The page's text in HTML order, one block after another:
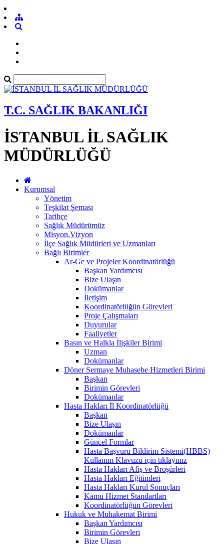
T.C. SAĞLIK BAKANLIĞI
İSTANBUL İL SAĞLIK
MÜDÜRLÜĞÜ
Kurumsal
Yönetim
Teşkilat Şeması
Tarihçe
Sağlık Müdürümüz
Misyon,Vizyon
İlçe Sağlık Müdürleri ve Uzmanları
Bağlı Birimler
Ar-Ge ve Projeler Koordinatörlüğü
Başkan Yardımcısı
Bize Ulaşın
Dokümanlar
İletişim
Koordinatörlüğün Görevleri
Proje Çalışmaları
Duyurular
Faaliyetler
Basın ve Halkla İlişkiler Birimi
Uzman
Dokümanlar
Döner Sermaye Muhasebe Hizmetleri Birimi
Başkan
Birimin Görevleri
Dokümanlar
Hasta Hakları İl Koordinatörlüğü
Başkan
Bize Ulaşın
Dokümanlar
Güncel Formlar
Hasta Başvuru Bildirim Sistemi(HBBS)
Kullanım Klavuzu için tıklayınız
Hasta Hakları Afiş ve Broşürleri
Hasta Hakları Eğitimleri
Hasta Hakları Kurul Sonuçları
Kamu Hizmet Standartları
Koordinatörlüğün Görevleri
Hukuk ve Muhakemat Birimi
Başkan Yardımcısı
Birimin Görevleri
Bize Ulaşın